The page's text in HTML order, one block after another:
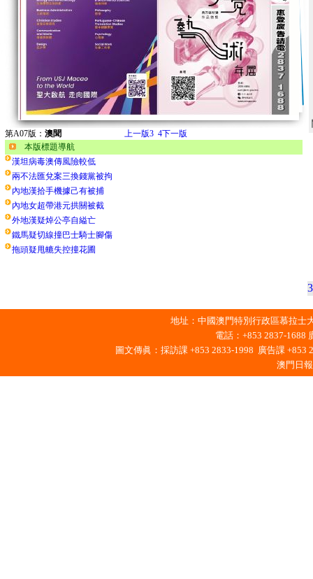
第A07版： 澳聞 上一版3 4下一版
本版標題導航
漢坦病毒澳傳風險較低
兩不法匯兌案三換錢黨被拘
內地漢拾手機據己有被捕
內地女超帶港元拱關被截
外地漢疑焯公亭自縊亡
鐵馬疑切線撞巴士騎士腳傷
拖頭疑甩轆失控撞花圃
3